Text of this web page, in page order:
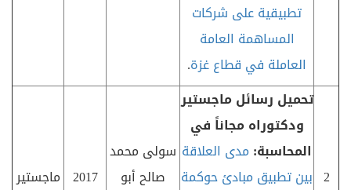
تطبيقية على شركات
المساهمة العامة
العاملة في قطاع غزة.
2
تحميل رسائل ماجستير
ودكتوراه مجاناً في
المحاسبة: مدى العلاقة
بين تطبيق مبادئ حوكمة
سولى محمد
صالح أبو
2017 ماجستير